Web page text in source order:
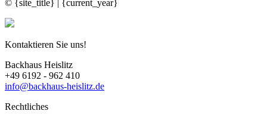
© {site_title} | {current_year}
Kontaktieren Sie uns!
Backhaus Heislitz
+49 6192 - 962 410
info@backhaus-heislitz.de
Rechtliches